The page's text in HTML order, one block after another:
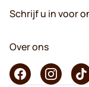
Schrijf u in voor
Over ons